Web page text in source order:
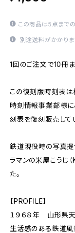
この商品は5点まで
別途送料がかかりま
1回のご注文で10冊ま
この復刻版時刻表は
時刻情報事業部様に
刻表を復刻販売して
鉄道現役時の写真提
ラマンの米屋こうじ
た。
【PROFILE】
１９６８年 山形県
生活感のある鉄道